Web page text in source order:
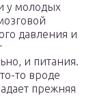
у молодых
давления и
и питания.
то вроде
прежняя